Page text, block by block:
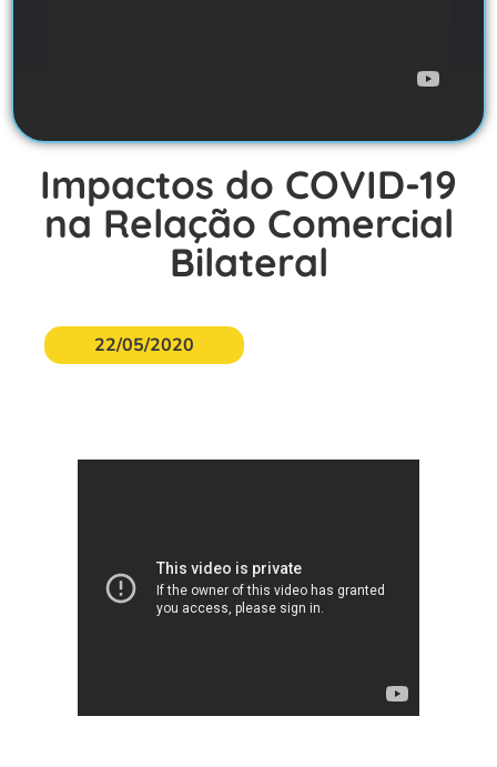
Impactos do COVID-19
na Relação Comercial
Bilateral
22/05/2020